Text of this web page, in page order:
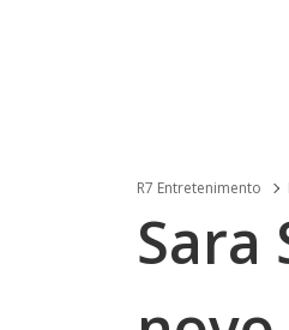
R7 Entretenimento
Sara